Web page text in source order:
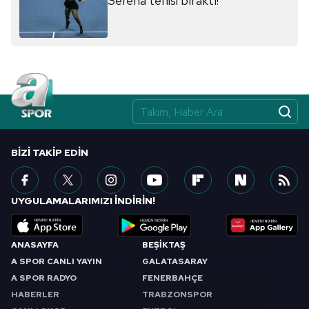
sınırlı olarak açık rızanız dahilinde kullanılacaktır.
için Ayarlar butonuna tıklayabilir,
Metnimiziziyaret edebilirsiniz.
6698 sayılı Kişisel Verilerin Korunması Kanunu uyarınca
ilgili mevzuata uygun olarak kullanılan çerezlerle ilgili bilgi
almak için lütfen
tıklayınız .
ANASAYFA
A SPOR CANLI YAYIN
A SPOR RADYO
HABERLER
BEŞİKTAŞ
GALATASARAY
FENERBAHÇE
TRABZONSPOR
BIZI TAKIP EDIN
UYGULAMALARIMIZI İNDİRİN!